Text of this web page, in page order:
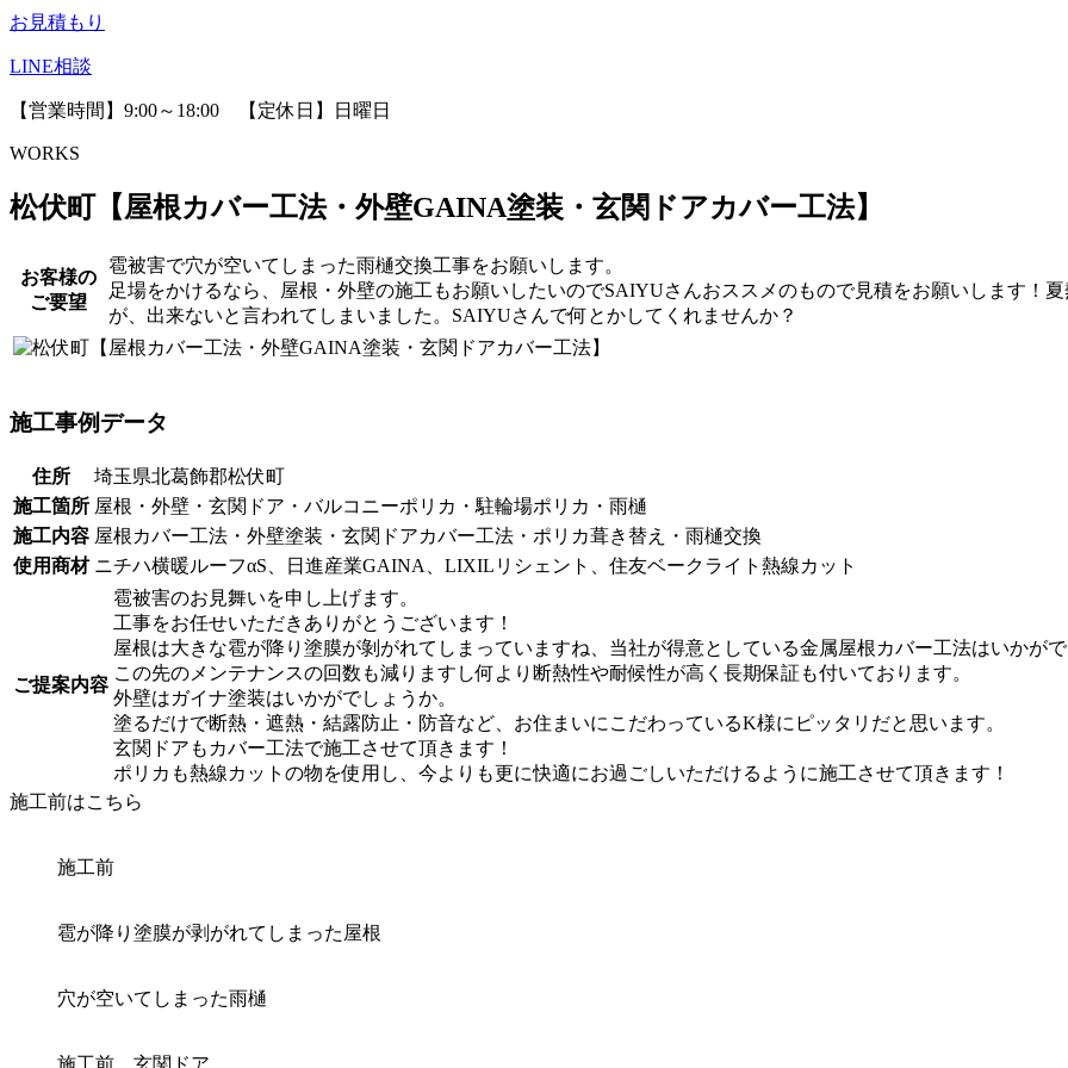
お見積もり
LINE相談
【営業時間】9:00～18:00 【定休日】日曜日
WORKS
松伏町【屋根カバー工法・外壁GAINA塗装・玄関ドアカバー工法】
お客様の
ご要望
雹被害で穴が空いてしまった雨樋交換工事をお願いします。
足場をかけるなら、屋根・外壁の施工もお願いしたいのでSAIYUさんおススメのもので見積をお願いします！
が、出来ないと言われてしまいました。SAIYUさんで何とかしてくれませんか？
施工事例データ
住所
埼玉県北葛飾郡松伏町
施工箇所 屋根・外壁・玄関ドア・バルコニーポリカ・駐輪場ポリカ・雨樋
施工内容 屋根カバー工法・外壁塗装・玄関ドアカバー工法・ポリカ葺き替え・雨樋交換
使用商材 ニチハ横暖ルーフαS、日進産業GAINA、LIXILリシェント、住友ベークライト熱線カット
ご提案内容
雹被害のお見舞いを申し上げます。
工事をお任せいただきありがとうございます！
屋根は大きな雹が降り塗膜が剝がれてしまっていますね、当社が得意としている金属屋根カバー工法はいかがで
この先のメンテナンスの回数も減りますし何より断熱性や耐候性が高く長期保証も付いております。
外壁はガイナ塗装はいかがでしょうか。
塗るだけで断熱・遮熱・結露防止・防音など、お住まいにこだわっているK様にピッタリだと思います。
玄関ドアもカバー工法で施工させて頂きます！
ポリカも熱線カットの物を使用し、今よりも更に快適にお過ごしいただけるように施工させて頂きます！
施工前はこちら
施工前
雹が降り塗膜が剥がれてしまった屋根
穴が空いてしまった雨樋